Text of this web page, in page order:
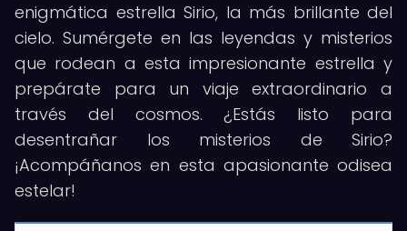
enigmática estrella Sirio, la más brillante del
cielo. Sumérgete en las leyendas y misterios
que rodean a esta impresionante estrella y
prepárate para un viaje extraordinario a
través del cosmos. ¿Estás listo para
desentrañar los misterios de Sirio?
¡Acompáñanos en esta apasionante odisea
estelar!